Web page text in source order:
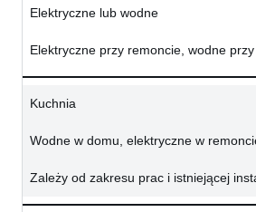
Elektryczne lub wodne
Elektryczne przy remoncie, wodne
Kuchnia
Wodne w domu, elektryczne w
Zależy od zakresu prac i istniejącej